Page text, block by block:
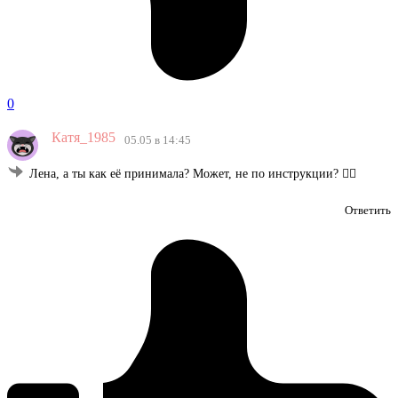
0
Катя_1985 05.05 в 14:45
Лена, а ты как её принимала? Может, не по инструкции? 🤷‍♀️
Ответить